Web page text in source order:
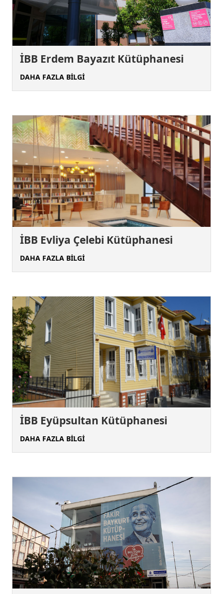
İBB Erdem Bayazıt Kütüphanesi
DAHA FAZLA BİLGİ
İBB Evliya Çelebi Kütüphanesi
DAHA FAZLA BİLGİ
İBB Eyüpsultan Kütüphanesi
DAHA FAZLA BİLGİ